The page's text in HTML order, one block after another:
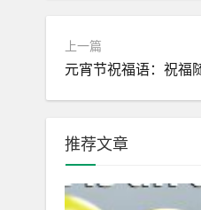
“`
客厅是家庭活动
吸尘器则保证了
个人护理电器
“`
上一篇
元宵节祝福语：祝福
推荐文章